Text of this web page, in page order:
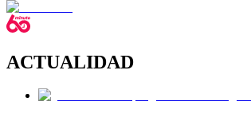
ACTUALIDAD